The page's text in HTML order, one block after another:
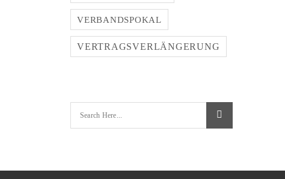
VERBANDSPOKAL
VERTRAGSVERLÄNGERUNG